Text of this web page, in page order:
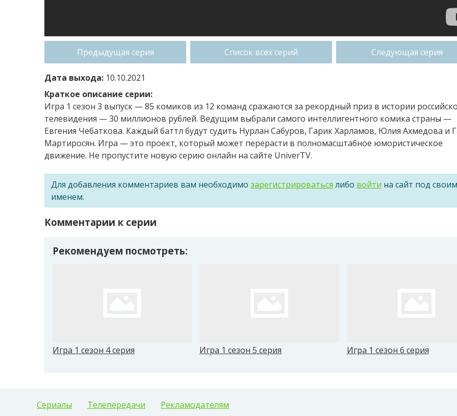
Предыдущая серия Список всех серий Следующая серия
Дата выхода: 10.10.2021
Краткое описание серии:
Игра 1 сезон 3 выпуск — 85 комиков из 12 команд сражаются за рекордный приз в истории
телевидения — 30 миллионов рублей. Ведущим выбрали самого интеллигентного комика страны —
Евгения Чебаткова. Каждый баттл будут судить Нурлан Сабуров, Гарик Харламов, Юлия Ахмедова и
Мартиросян. Игра — это проект, который может перерасти в полномасштабное юмористическое
движение. Не пропустите новую серию онлайн на сайте UniverTV.
Для добавления комментариев вам необходимо зарегистрироваться либо войти на сайт под своим
именем.
Комментарии к серии
Рекомендуем посмотреть:
Игра 1 сезон 4 серия Игра 1 сезон 5 серия Игра 1 сезон 6 серия
Сериалы Телепередачи Рекламодателям